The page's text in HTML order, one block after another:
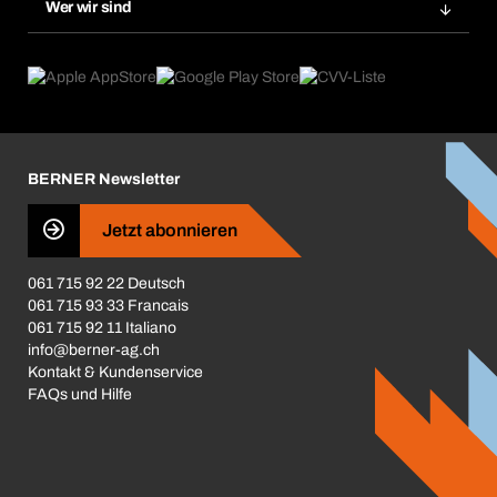
Dauerauftrag
eProcurement
Produktfinder
Wer wir sind
Was uns antreibt
Business Conduct
BERNER Newsletter
Jetzt abonnieren
061 715 92 22 Deutsch
061 715 93 33 Francais
061 715 92 11 Italiano
info@berner-ag.ch
Kontakt & Kundenservice
FAQs und Hilfe